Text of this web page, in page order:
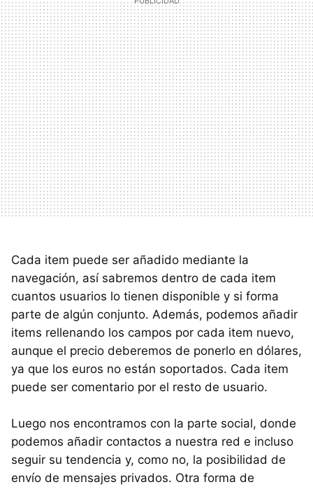
Cada item puede ser añadido mediante la
navegación, así sabremos dentro de cada item
cuantos usuarios lo tienen disponible y si forma
parte de algún conjunto. Además, podemos añadir
items rellenando los campos por cada item nuevo,
aunque el precio deberemos de ponerlo en dólares,
ya que los euros no están soportados. Cada item
puede ser comentario por el resto de usuario.
Luego nos encontramos con la parte social, donde
podemos añadir contactos a nuestra red e incluso
seguir su tendencia y, como no, la posibilidad de
envío de mensajes privados. Otra forma de